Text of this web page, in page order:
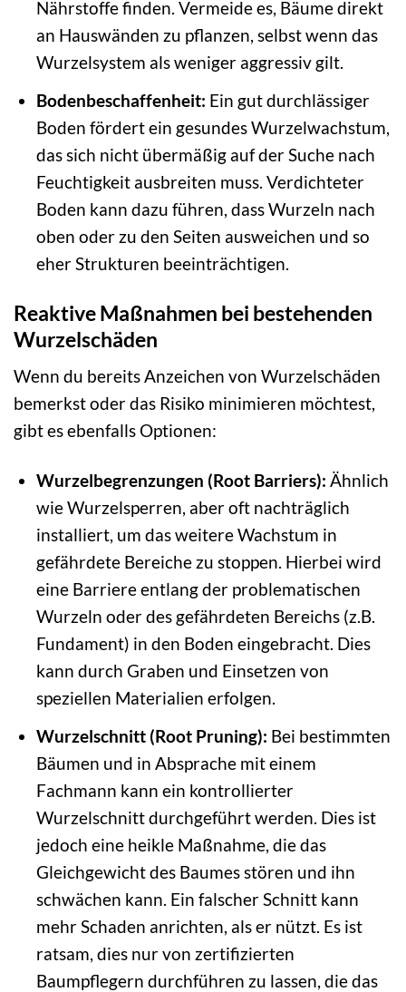
Nährstoffe finden. Vermeide es, Bäume direkt
an Hauswänden zu pflanzen, selbst wenn das
Wurzelsystem als weniger aggressiv gilt.
Bodenbeschaffenheit: Ein gut durchlässiger
Boden fördert ein gesundes Wurzelwachstum,
das sich nicht übermäßig auf der Suche nach
Feuchtigkeit ausbreiten muss. Verdichteter
Boden kann dazu führen, dass Wurzeln nach
oben oder zu den Seiten ausweichen und so
eher Strukturen beeinträchtigen.
Reaktive Maßnahmen bei bestehenden
Wurzelschäden
Wenn du bereits Anzeichen von Wurzelschäden
bemerkst oder das Risiko minimieren möchtest,
gibt es ebenfalls Optionen:
Wurzelbegrenzungen (Root Barriers): Ähnlich
wie Wurzelsperren, aber oft nachträglich
installiert, um das weitere Wachstum in
gefährdete Bereiche zu stoppen. Hierbei wird
eine Barriere entlang der problematischen
Wurzeln oder des gefährdeten Bereichs (z.B.
Fundament) in den Boden eingebracht. Dies
kann durch Graben und Einsetzen von
speziellen Materialien erfolgen.
Wurzelschnitt (Root Pruning): Bei bestimmten
Bäumen und in Absprache mit einem
Fachmann kann ein kontrollierter
Wurzelschnitt durchgeführt werden. Dies ist
jedoch eine heikle Maßnahme, die das
Gleichgewicht des Baumes stören und ihn
schwächen kann. Ein falscher Schnitt kann
mehr Schaden anrichten, als er nützt. Es ist
ratsam, dies nur von zertifizierten
Baumpflegern durchführen zu lassen, die das